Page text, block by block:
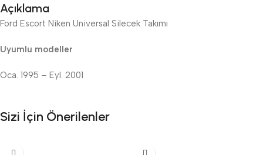
Açıklama
Ford Escort Niken Universal Silecek Takımı
Uyumlu modeller
Oca. 1995 – Eyl. 2001
Sizi İçin Önerilenler